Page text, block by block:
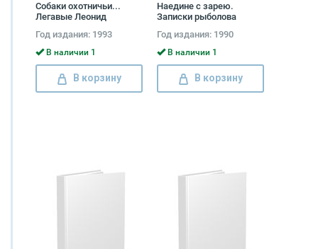
Собаки охотничьи...
Легавые Леонид
Год издания: 1993
В наличии 1
В корзину
Наедине с зарею.
Записки рыболова
Год издания: 1990
В наличии 1
В корзину